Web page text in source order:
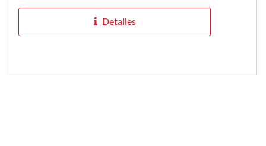
Detalles